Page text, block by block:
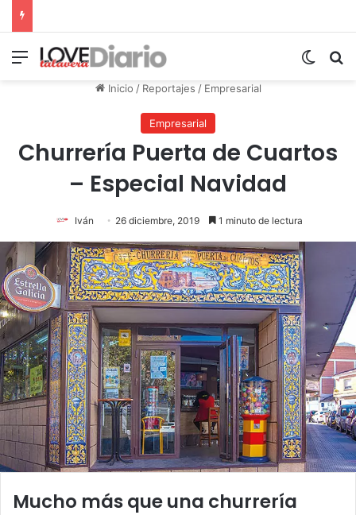
Menú
Inicio / Reportajes / Empresarial
Empresarial
Churrería Puerta de Cuartos
– Especial Navidad
Iván 26 diciembre, 2019 1 minuto de lectura
Mucho más que una churrería